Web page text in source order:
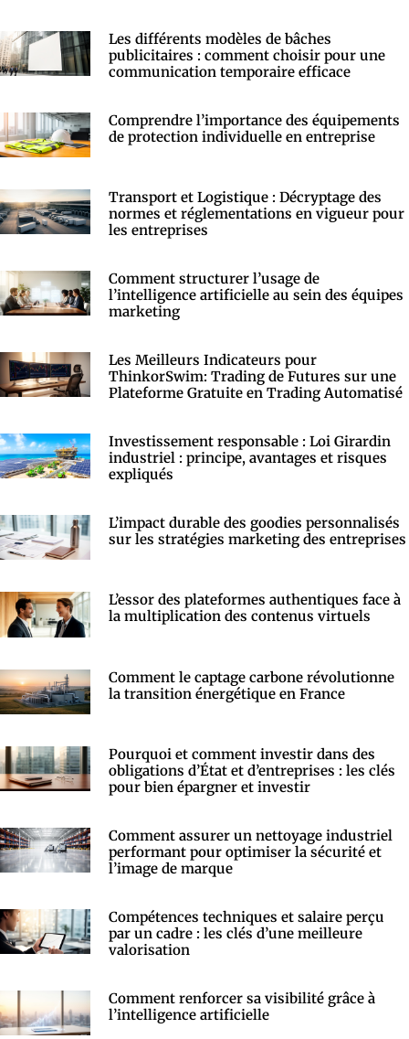
Les différents modèles de bâches
publicitaires : comment choisir pour une
communication temporaire efficace
Comprendre l’importance des équipements
de protection individuelle en entreprise
Transport et Logistique : Décryptage des
normes et réglementations en vigueur pour
les entreprises
Comment structurer l’usage de
l’intelligence artificielle au sein des équipes
marketing
Les Meilleurs Indicateurs pour
ThinkorSwim: Trading de Futures sur une
Plateforme Gratuite en Trading Automatisé
Investissement responsable : Loi Girardin
industriel : principe, avantages et risques
expliqués
L’impact durable des goodies personnalisés
sur les stratégies marketing des entreprises
L’essor des plateformes authentiques face à
la multiplication des contenus virtuels
Comment le captage carbone révolutionne
la transition énergétique en France
Pourquoi et comment investir dans des
obligations d’État et d’entreprises : les clés
pour bien épargner et investir
Comment assurer un nettoyage industriel
performant pour optimiser la sécurité et
l’image de marque
Compétences techniques et salaire perçu
par un cadre : les clés d’une meilleure
valorisation
Comment renforcer sa visibilité grâce à
l’intelligence artificielle